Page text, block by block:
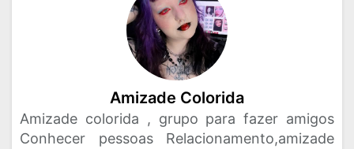
Amizade Colorida
Amizade colorida , grupo para fazer amigos
Conhecer pessoas Relacionamento,amizade